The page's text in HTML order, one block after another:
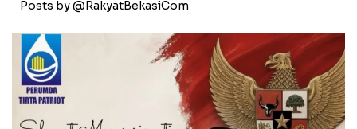
Posts by @RakyatBekasiCom